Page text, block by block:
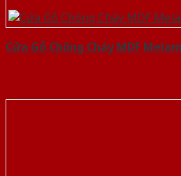
Cửa Gỗ Chống Cháy MDF